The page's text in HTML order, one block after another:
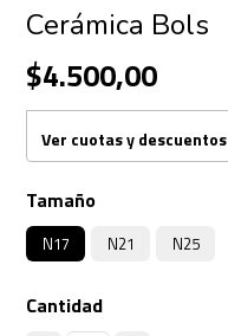
Cerámica Bols
$4.500,00
Ver cuotas y descuentos
Tamaño
N17 N21 N25
Cantidad